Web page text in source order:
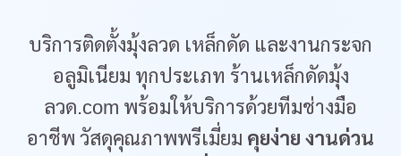
บริการติดตั้งมุ้งลวด เหล็กดัด และงานกระจก
อลูมิเนียม ทุกประเภท ร้านเหล็กดัดมุ้ง
ลวด.com พร้อมให้บริการด้วยทีมช่างมือ
อาชีพ วัสดุคุณภาพพรีเมี่ยม คุยง่าย งานด่วน